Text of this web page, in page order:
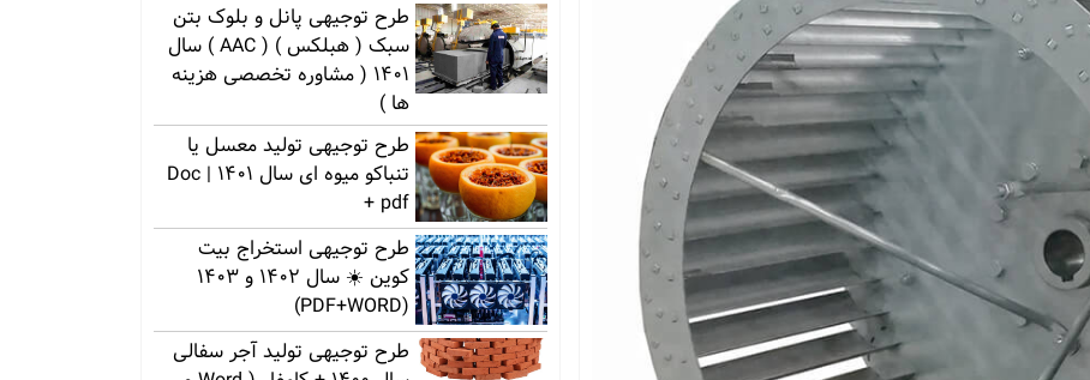
طرح توجیهی پانل و بلوک بتن
سبک ( هبلکس ) ( AAC ) سال
1401 ( مشاوره تخصصی هزینه
ها )
طرح توجیهی تولید معسل یا
تنباکو میوه ای سال 1401 | Doc
+ pdf
طرح توجیهی استخراج بیت
کوین ☀️ سال 1402 و 1403
(PDF+WORD)
طرح توجیهی تولید آجر سفالی